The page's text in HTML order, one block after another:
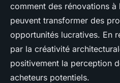
comment des rénovations
peuvent transformer des
opportunités lucratives. En
par la créativité
positivement la perception
acheteurs potentiels.